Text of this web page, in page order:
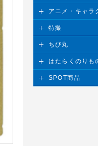
アニメ・キャラ
特撮
ちび丸
はたらくのりも
SPOT商品